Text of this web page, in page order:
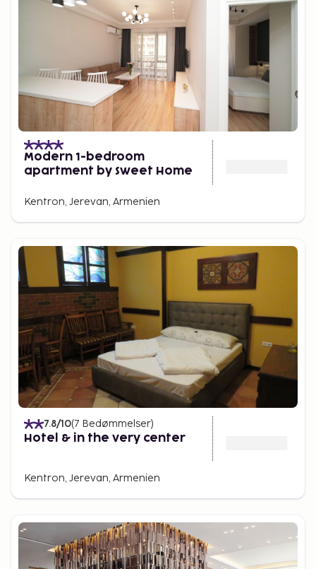
Modern 1-bedroom
apartment by Sweet Home
Kentron, Jerevan, Armenien
7.8/10(7 Bedømmelser)
Hotel & in the very center
Kentron, Jerevan, Armenien